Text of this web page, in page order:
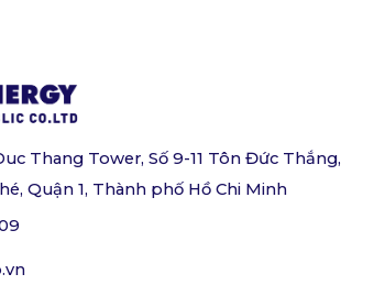
Thang Tower, Số 9-11 Tôn Đức Thắng,
Quận 1, Thành phố Hồ Chi Minh